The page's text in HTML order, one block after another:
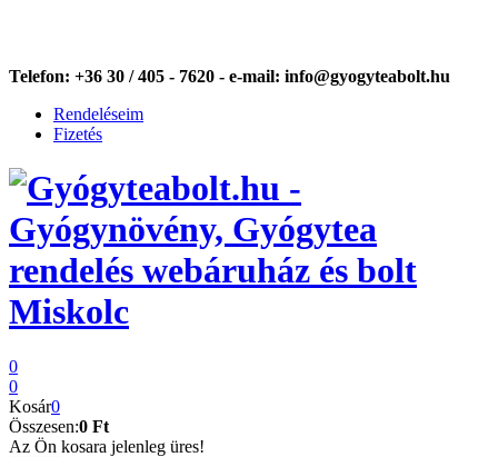
Telefon: +36 30 / 405 - 7620 - e-mail: info@gyogyteabolt.hu
Rendeléseim
Fizetés
0
0
Kosár0
Összesen:0 Ft
Az Ön kosara jelenleg üres!